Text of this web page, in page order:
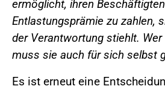
ermöglicht, ihren
Entlastungsprämie zu zahlen,
der Verantwortung stiehlt. Wer
muss sie auch für sich selbst
Es ist erneut eine